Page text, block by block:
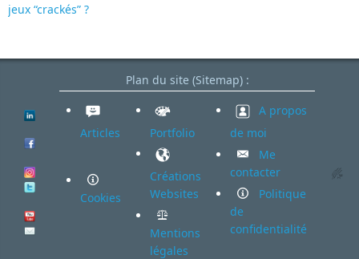
jeux “crackés” ?
Plan du site (Sitemap) :
Articles
Cookies
Portfolio
Créations
Websites
Mentions
légales
A propos
de moi
Me
contacter
Politique
de
confidentialité